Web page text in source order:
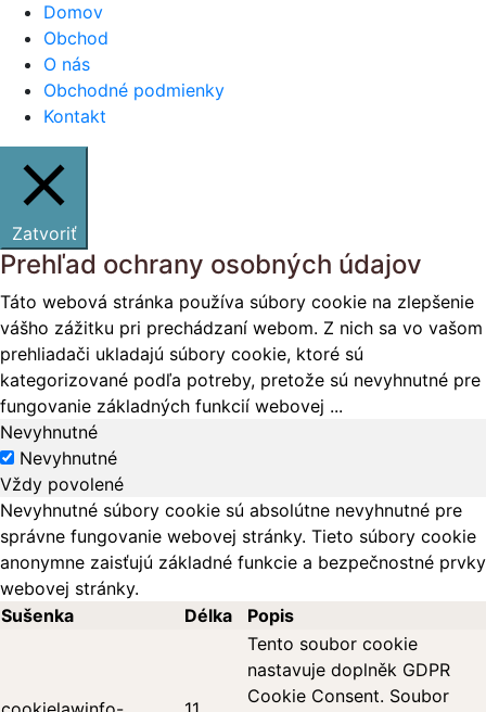
Domov
Obchod
O nás
Obchodné podmienky
Kontakt
Zatvoriť
Prehľad ochrany osobných údajov
Táto webová stránka používa súbory cookie na zlepšenie
vášho zážitku pri prechádzaní webom. Z nich sa vo vašom
prehliadači ukladajú súbory cookie, ktoré sú
kategorizované podľa potreby, pretože sú nevyhnutné pre
fungovanie základných funkcií webovej ...
Nevyhnutné
Nevyhnutné
Vždy povolené
Nevyhnutné súbory cookie sú absolútne nevyhnutné pre
správne fungovanie webovej stránky. Tieto súbory cookie
anonymne zaisťujú základné funkcie a bezpečnostné prvky
webovej stránky.
Sušenka
Délka Popis
Tento soubor cookie
nastavuje doplněk GDPR
Cookie Consent. Soubor